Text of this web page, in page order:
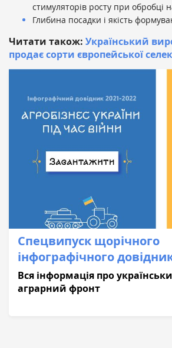
стимуляторів росту при обробці
Глибина посадки і якість
Читати також: Український
продає сорти європейської
Спецвипуск щорічного
інфографічного
Вся інформація про
аграрний фронт